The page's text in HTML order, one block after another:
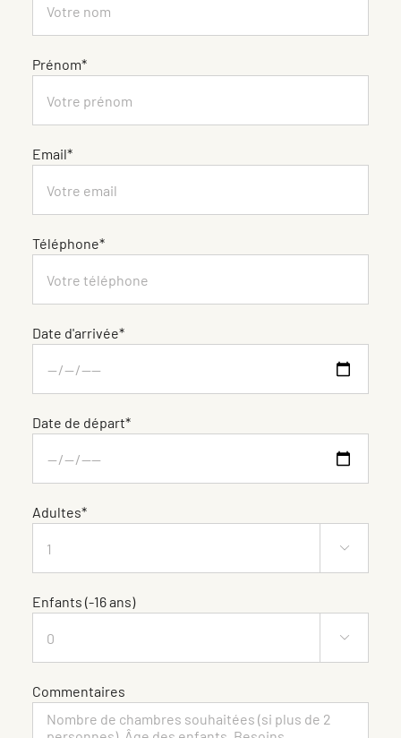
Prénom*
Email*
Téléphone*
Date d'arrivée*
Date de départ*
Adultes*

Enfants (-16 ans)

Commentaires